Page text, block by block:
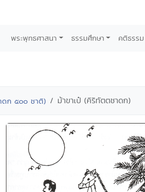
พระพุทธศาสนา ธรรมศึกษา คติธรรม
ดก ๕๐๐ ชาติ) ม้าขาเป๋ (คิริทัตตชาดก)